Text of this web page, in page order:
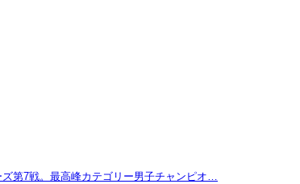
第7戦。最高峰カテゴリー男子チャンピオ…